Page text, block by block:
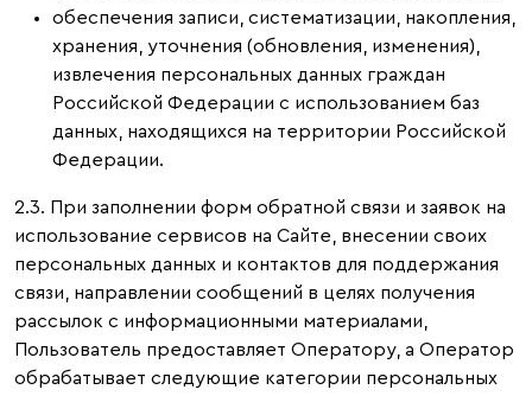
обеспечения записи, систематизации, накопления,
хранения, уточнения (обновления, изменения),
извлечения персональных данных граждан
Российской Федерации с использованием баз
данных, находящихся на территории Российской
Федерации.
2.3. При заполнении форм обратной связи и заявок на
использование сервисов на Сайте, внесении своих
персональных данных и контактов для поддержания
связи, направлении сообщений в целях получения
рассылок с информационными материалами,
Пользователь предоставляет Оператору, а Оператор
обрабатывает следующие категории персональных